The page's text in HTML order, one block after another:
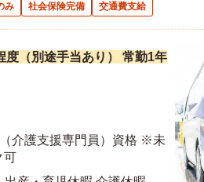
み 社会保険完備 交通費支給
度（別途手当あり） 常勤1年
介護支援専門員）資格 ※未
可